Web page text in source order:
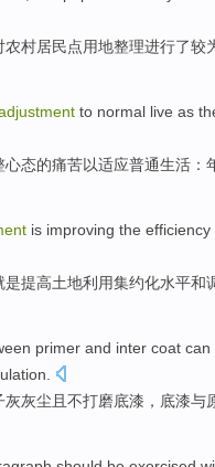
农村居民点用地整理进行了较
to normal live as
心态的痛苦以适应普通生活 ：
is improving the efficiency
是提高土地利用集约化水平和
primer and inter coat can
灰灰尘 且 不打磨底漆 ，底漆与